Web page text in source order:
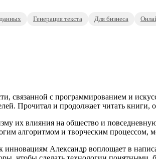
Генерация текста Для бизнеса
связанной с программированием и
Прочитал и продолжает читать
их влияния на общество и
алгоритмом и творческим
инновациям Александр воплощает в